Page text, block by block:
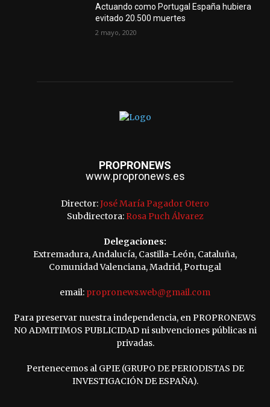
Actuando como Portugal España hubiera
evitado 20.500 muertes
2 mayo, 2020
PROPRONEWS
www.propronews.es
Director:José María Pagador Otero
Subdirectora: Rosa Puch Álvarez
Delegaciones:
Extremadura, Andalucía, Castilla-León, Cataluña,
Comunidad Valenciana, Madrid, Portugal
email: propronews.web@gmail.com
Para preservar nuestra independencia, en PROPRONEWS
NO ADMITIMOS PUBLICIDAD ni subvenciones públicas ni
privadas.
Pertenecemos al GPIE (GRUPO DE PERIODISTAS DE
INVESTIGACIÓN DE ESPAÑA).